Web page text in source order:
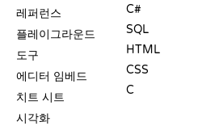
레퍼런스
플레이그라운드
도구
에디터 임베드
치트 시트
시각화
C#
SQL
HTML
CSS
C